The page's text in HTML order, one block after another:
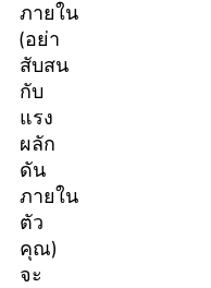
ภายใน
(อย่า
สับสน
กับ
แรง
ผลัก
ดัน
ภายใน
ตัว
คุณ)
จะ